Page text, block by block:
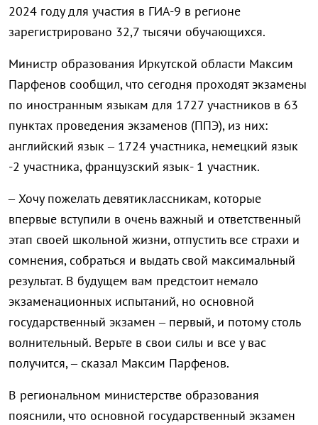
2024 году для участия в ГИА-9 в регионе
зарегистрировано 32,7 тысячи обучающихся.
Министр образования Иркутской области Максим
Парфенов сообщил, что сегодня проходят экзамены
по иностранным языкам для 1727 участников в 63
пунктах проведения экзаменов (ППЭ), из них:
английский язык – 1724 участника, немецкий язык
-2 участника, французский язык- 1 участник.
– Хочу пожелать девятиклассникам, которые
впервые вступили в очень важный и ответственный
этап своей школьной жизни, отпустить все страхи и
сомнения, собраться и выдать свой максимальный
результат. В будущем вам предстоит немало
экзаменационных испытаний, но основной
государственный экзамен – первый, и потому столь
волнительный. Верьте в свои силы и все у вас
получится, – сказал Максим Парфенов.
В региональном министерстве образования
пояснили, что основной государственный экзамен